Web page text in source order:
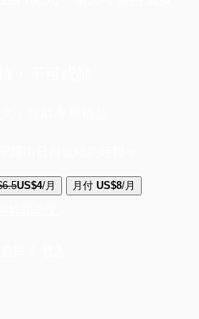
US$4/月 月付 US$8/月